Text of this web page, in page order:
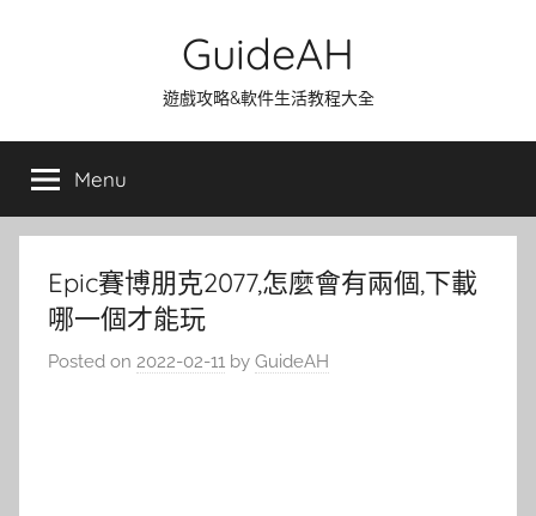
GuideAH
遊戲攻略&軟件生活教程大全
Menu
Epic賽博朋克2077,怎麼會有兩個,下載
哪一個才能玩
Posted on 2022-02-11 by GuideAH